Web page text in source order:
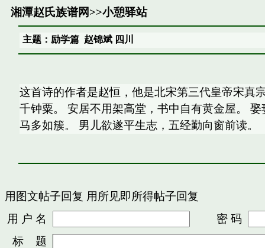
湘潭赵氏族谱网>>小憩驿站
主题：励学篇 赵锦斌 四川
这首诗的作者是赵恒，他是北宋第三代皇帝宋真
千钟粟。 安居不用架高堂，书中自有黄金屋。
马多如簇。 男儿欲遂平生志，五经勤向窗前读。
用图文帖子回复 用所见即所得帖子回复
用 户 名
密 码
标 题